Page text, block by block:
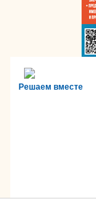
Решаем вместе